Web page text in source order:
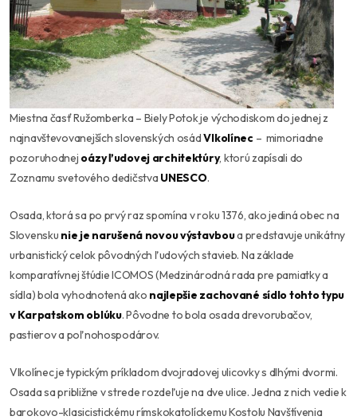
Miestna časť Ružomberka – Biely Potok je východiskom do jednej z
najnavštevovanejších slovenských osádVlkolínec– mimoriadne
pozoruhodnej oázy ľudovej architektúry, ktorú zapísali do
Zoznamu svetového dedičstva UNESCO.
Osada, ktorá sa po prvý raz spomína v roku 1376, ako jediná obec na
Slovensku nie je narušená novou výstavboua predstavuje unikátny
urbanistický celok pôvodných ľudových stavieb. Na základe
komparatívnej štúdie ICOMOS (Medzinárodná rada pre pamiatky a
sídla) bola vyhodnotená ako najlepšie zachované sídlo tohto typu
v Karpatskom oblúku. Pôvodne to bola osada drevorubačov,
pastierov a poľnohospodárov.
Vlkolínec je typickým príkladom dvojradovej ulicovky s dlhými dvormi.
Osada sa približne v strede rozdeľuje na dve ulice. Jedna z nich vedie k
barokovo-klasicistickému rímskokatolíckemu Kostolu Navštívenia